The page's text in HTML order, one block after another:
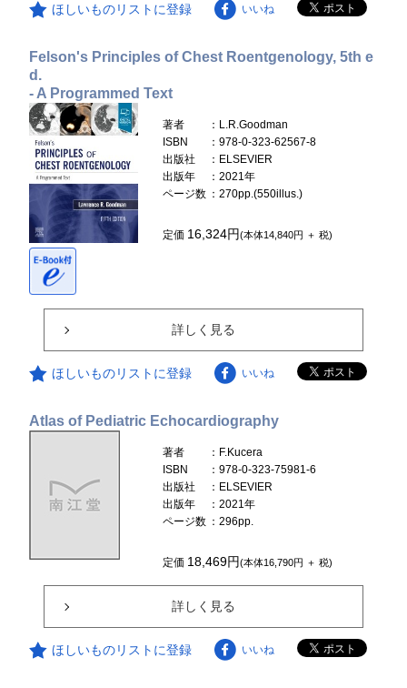
ほしいものリストに登録 いいね
Felson's Principles of Chest Roentgenology, 5th e
d.
- A Programmed Text
著者
：L.R.Goodman
ISBN
：978-0-323-62567-8
出版社
：ELSEVIER
出版年
：2021年
ページ数 ：270pp.(550illus.)
定価 16,324円(本体14,840円 ＋ 税)
詳しく見る
ほしいものリストに登録 いいね
Atlas of Pediatric Echocardiography
著者
：F.Kucera
ISBN
：978-0-323-75981-6
出版社
：ELSEVIER
出版年
：2021年
ページ数 ：296pp.
定価 18,469円(本体16,790円 ＋ 税)
詳しく見る
ほしいものリストに登録 いいね